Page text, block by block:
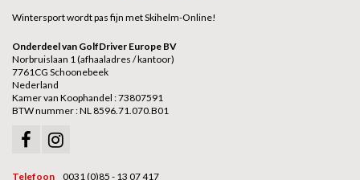
Wintersport wordt pas fijn met Skihelm-Online!
Onderdeel van GolfDriver Europe BV
Norbruislaan 1 (afhaaladres / kantoor)
7761CG Schoonebeek
Nederland
Kamer van Koophandel : 73807591
BTW nummer : NL 8596.71.070.B01
Telefoon 0031 (0)85 - 13 07 417